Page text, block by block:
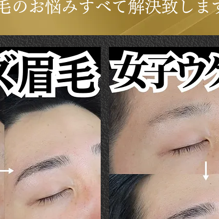
のお悩みすべて解決致しま